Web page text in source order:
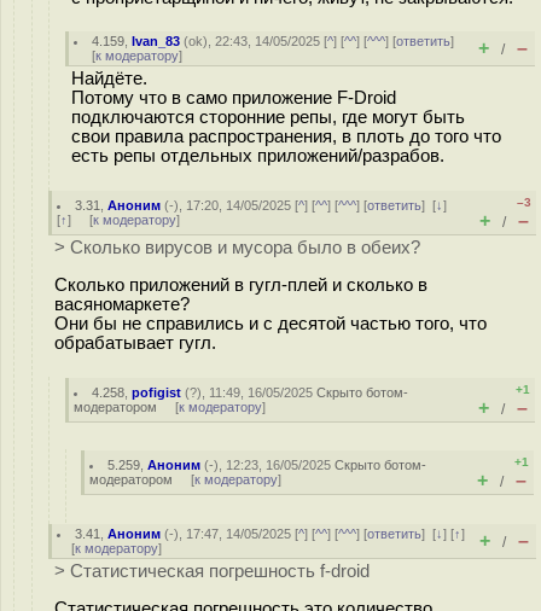
4.159 ,Ivan_83 (ok), 22:43, 14/05/2025 [^] [^^] [^^^] [ответить]
[к модератору] + / –
Найдёте.
Потому что в само приложение F-Droid
подключаются сторонние репы, где могут быть
свои правила распространения, в плоть до того что
есть репы отдельных приложений/разрабов.
3.31 ,Аноним (-), 17:20, 14/05/2025 [^] [^^] [^^^] [ответить][↓]
[↑] [к модератору]
–3
+ / –
> Сколько вирусов и мусора было в обеих?
Сколько приложений в гугл-плей и сколько в
васяномаркете?
Они бы не справились и с десятой частью того, что
обрабатывает гугл.
4.258 ,pofigist (?), 11:49, 16/05/2025Скрыто ботом-
модератором [к модератору]
+1
+ / –
5.259 ,Аноним (-), 12:23, 16/05/2025Скрыто ботом-
модератором [к модератору]
+1
+ / –
3.41 ,Аноним (-), 17:47, 14/05/2025 [^] [^^] [^^^] [ответить][↓] [↑]
[к модератору] + / –
> Статистическая погрешность f-droid